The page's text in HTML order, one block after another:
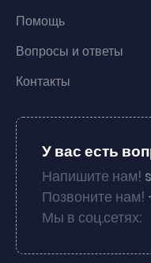
Помощь
Вопросы и ответы
Контакты
У вас есть
Напишите нам!
Позвоните нам!
Мы в соц.сетях: